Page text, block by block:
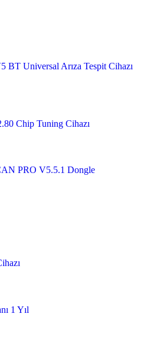
BT Universal Arıza Tespit Cihazı
Chip Tuning Cihazı
PRO V5.5.1 Dongle
1 Yıl